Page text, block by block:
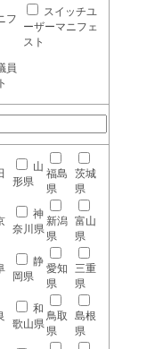
フ
スイッチユ
ーザーマニフェ
スト
員
山
形県
福島
県
茨城
県
神
奈川県
新潟
県
富山
県
静
岡県
愛知
県
三重
県
和
歌山県
鳥取
県
島根
県